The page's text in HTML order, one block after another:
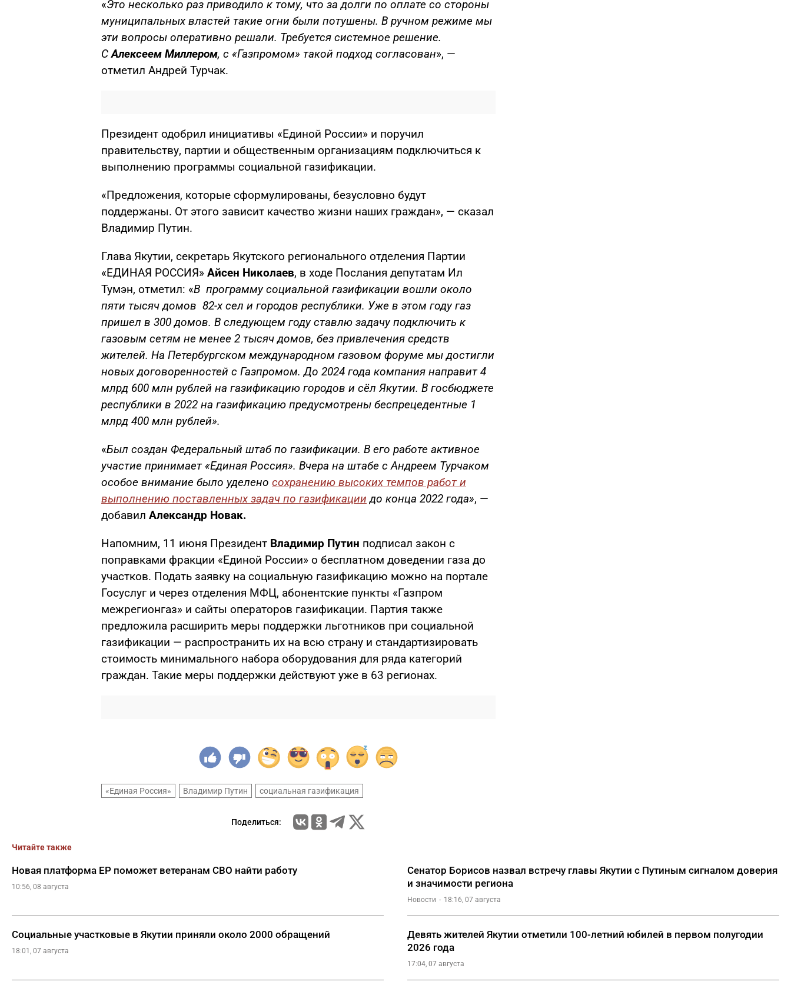
«Это несколько раз приводило к тому, что за долги по оплате со стороны
муниципальных властей такие огни были потушены. В ручном режиме мы
эти вопросы оперативно решали. Требуется системное решение.
САлексеем Миллером, с «Газпромом» такой подход согласован», —
отметил Андрей Турчак.
Президент одобрил инициативы «Единой России» и поручил
правительству, партии и общественным организациям подключиться к
выполнению программы социальной газификации.
«Предложения, которые сформулированы, безусловно будут
поддержаны. От этого зависит качество жизни наших граждан», — сказал
Владимир Путин.
Глава Якутии, секретарь Якутского регионального отделения Партии
«ЕДИНАЯ РОССИЯ» Айсен Николаев, в ходе Послания депутатам Ил
Тумэн, отметил: «В программу социальной газификации вошли около
пяти тысяч домов 82-х сел и городов республики. Уже в этом году газ
пришел в 300 домов. В следующем году ставлю задачу подключить к
газовым сетям не менее 2 тысяч домов, без привлечения средств
жителей. На Петербургском международном газовом форуме мы достигли
новых договоренностей с Газпромом. До 2024 года компания направит 4
млрд 600 млн рублей на газификацию городов и сёл Якутии. В госбюджете
республики в 2022 на газификацию предусмотрены беспрецедентные 1
млрд 400 млн рублей».
«Был создан Федеральный штаб по газификации. В его работе активное
участие принимает «Единая Россия». Вчера на штабе с Андреем Турчаком
особое внимание было уделено сохранению высоких темпов работ и
выполнению поставленных задач по газификации до конца 2022 года», —
добавил Александр Новак.
Напомним, 11 июня Президент Владимир Путин подписал закон с
поправками фракции «Единой России» о бесплатном доведении газа до
участков. Подать заявку на социальную газификацию можно на портале
Госуслуг и через отделения МФЦ, абонентские пункты «Газпром
межрегионгаз» и сайты операторов газификации. Партия также
предложила расширить меры поддержки льготников при социальной
газификации — распространить их на всю страну и стандартизировать
стоимость минимального набора оборудования для ряда категорий
граждан. Такие меры поддержки действуют уже в 63 регионах.
«Единая Россия» Владимир Путин социальная газификация
Поделиться:
Читайте также
Новая платформа ЕР поможет ветеранам СВО найти работу
10:56, 08 августа
Сенатор Борисов назвал встречу главы Якутии с Путиным сигналом доверия
и значимости региона
Новости 18:16, 07 августа
Социальные участковые в Якутии приняли около 2000 обращений
18:01, 07 августа
Девять жителей Якутии отметили 100-летний юбилей в первом полугодии
2026 года
17:04, 07 августа